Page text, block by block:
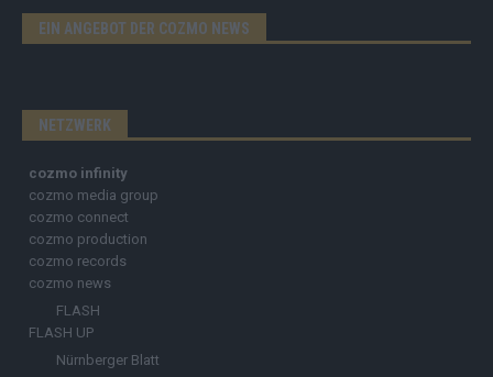
EIN ANGEBOT DER COZMO NEWS
NETZWERK
cozmo infinity
cozmo media group
cozmo connect
cozmo production
cozmo records
cozmo news
FLASH
FLASH UP
Nürnberger Blatt